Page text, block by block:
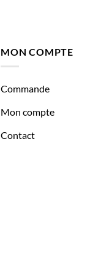
MON COMPTE
Commande
Mon compte
Contact